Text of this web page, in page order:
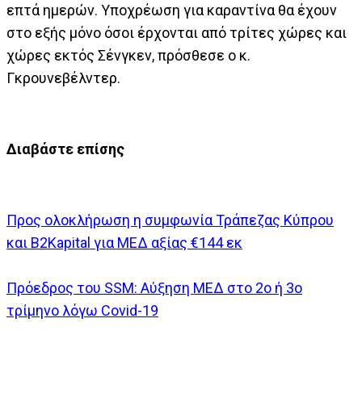
επτά ημερών. Υποχρέωση για καραντίνα θα έχουν
στο εξής μόνο όσοι έρχονται από τρίτες χώρες και
χώρες εκτός Σένγκεν, πρόσθεσε ο κ.
Γκρουνεβέλντερ.
Διαβάστε επίσης
Προς ολοκλήρωση η συμφωνία Τράπεζας Κύπρου
και Β2Kapital για ΜΕΔ αξίας €144 εκ
Πρόεδρος του SSM: Αύξηση ΜΕΔ στο 2ο ή 3ο
τρίμηνο λόγω Covid-19